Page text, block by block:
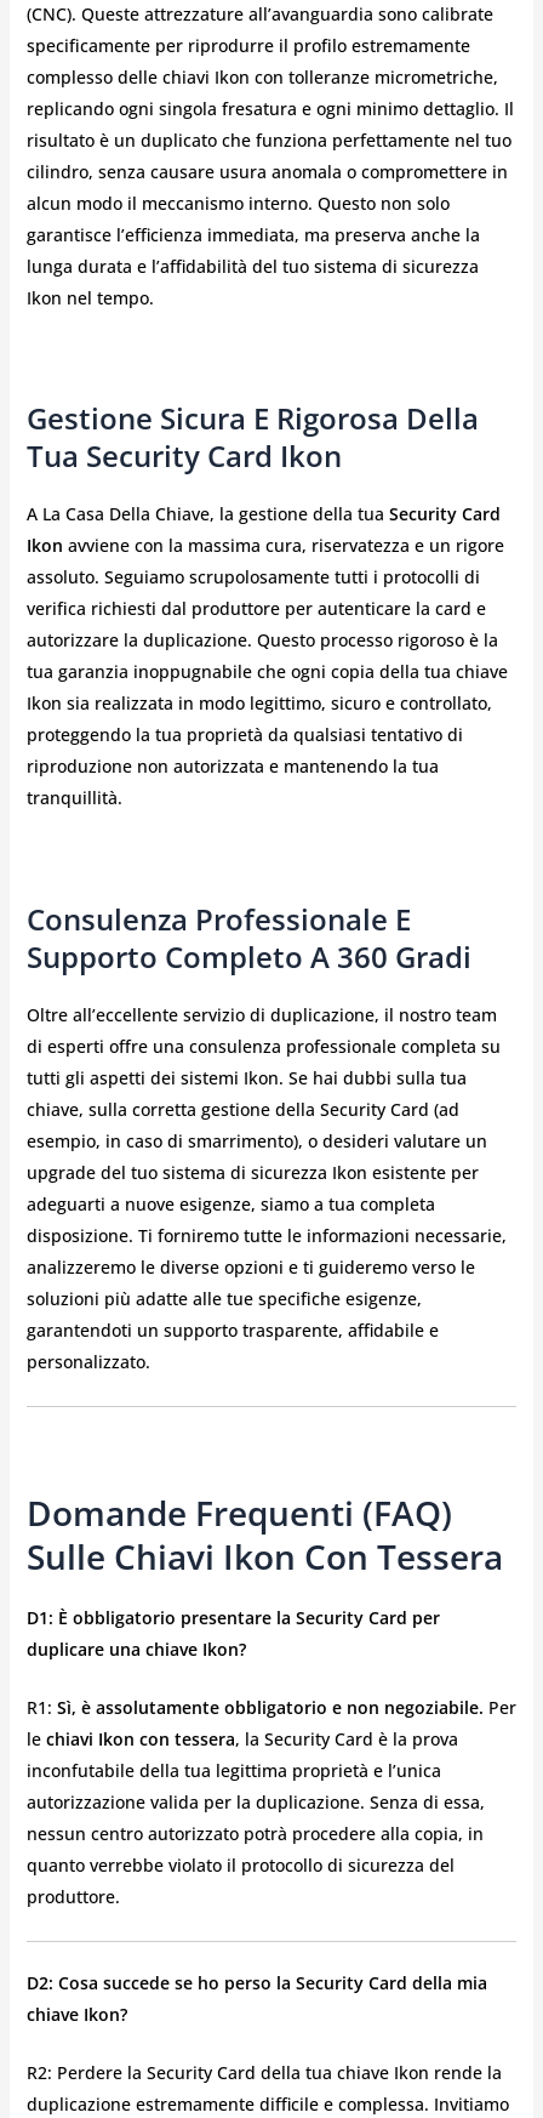
(CNC). Queste attrezzature all’avanguardia sono calibrate
specificamente per riprodurre il profilo estremamente
complesso delle chiavi Ikon con tolleranze micrometriche,
replicando ogni singola fresatura e ogni minimo dettaglio. Il
risultato è un duplicato che funziona perfettamente nel tuo
cilindro, senza causare usura anomala o compromettere in
alcun modo il meccanismo interno. Questo non solo
garantisce l’efficienza immediata, ma preserva anche la
lunga durata e l’affidabilità del tuo sistema di sicurezza
Ikon nel tempo.
Gestione Sicura E Rigorosa Della
Tua Security Card Ikon
A La Casa Della Chiave, la gestione della tua Security Card
Ikon avviene con la massima cura, riservatezza e un rigore
assoluto. Seguiamo scrupolosamente tutti i protocolli di
verifica richiesti dal produttore per autenticare la card e
autorizzare la duplicazione. Questo processo rigoroso è la
tua garanzia inoppugnabile che ogni copia della tua chiave
Ikon sia realizzata in modo legittimo, sicuro e controllato,
proteggendo la tua proprietà da qualsiasi tentativo di
riproduzione non autorizzata e mantenendo la tua
tranquillità.
Consulenza Professionale E
Supporto Completo A 360 Gradi
Oltre all’eccellente servizio di duplicazione, il nostro team
di esperti offre una consulenza professionale completa su
tutti gli aspetti dei sistemi Ikon. Se hai dubbi sulla tua
chiave, sulla corretta gestione della Security Card (ad
esempio, in caso di smarrimento), o desideri valutare un
upgrade del tuo sistema di sicurezza Ikon esistente per
adeguarti a nuove esigenze, siamo a tua completa
disposizione. Ti forniremo tutte le informazioni necessarie,
analizzeremo le diverse opzioni e ti guideremo verso le
soluzioni più adatte alle tue specifiche esigenze,
garantendoti un supporto trasparente, affidabile e
personalizzato.
Domande Frequenti (FAQ)
Sulle Chiavi Ikon Con Tessera
D1: È obbligatorio presentare la Security Card per
duplicare una chiave Ikon?
R1: Sì, è assolutamente obbligatorio e non negoziabile. Per
le chiavi Ikon con tessera, la Security Card è la prova
inconfutabile della tua legittima proprietà e l’unica
autorizzazione valida per la duplicazione. Senza di essa,
nessun centro autorizzato potrà procedere alla copia, in
quanto verrebbe violato il protocollo di sicurezza del
produttore.
D2: Cosa succede se ho perso la Security Card della mia
chiave Ikon?
R2: Perdere la Security Card della tua chiave Ikon rende la
duplicazione estremamente difficile e complessa. Invitiamo